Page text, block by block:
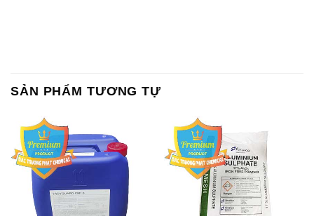
SẢN PHẨM TƯƠNG TỰ